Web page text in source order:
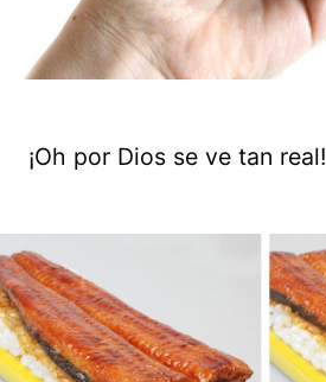
¡Oh por Dios se ve tan real!